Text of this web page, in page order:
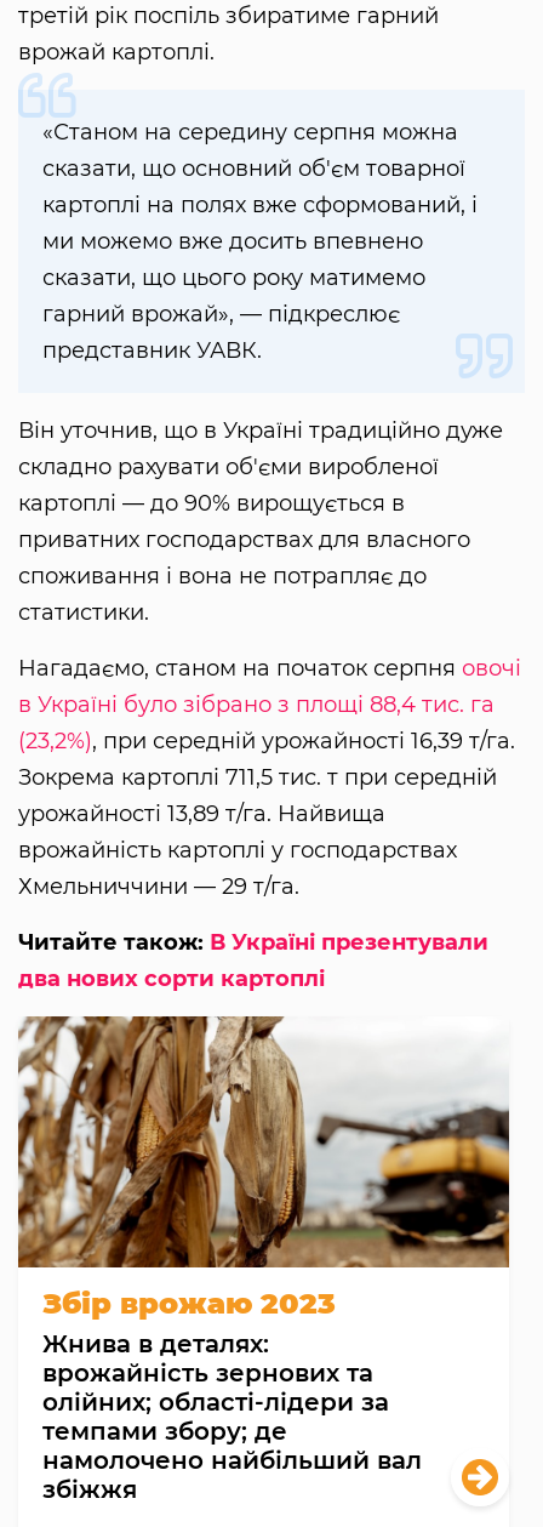
третій рік поспіль збиратиме гарний
врожай картоплі.
«Станом на середину серпня можна
сказати, що основний об'єм товарної
картоплі на полях вже сформований, і
ми можемо вже досить впевнено
сказати, що цього року матимемо
гарний врожай», — підкреслює
представник УАВК.
Він уточнив, що в Україні традиційно дуже
складно рахувати об'єми виробленої
картоплі — до 90% вирощується в
приватних господарствах для власного
споживання і вона не потрапляє до
статистики.
Нагадаємо, станом на початок серпня овочі
в Україні було зібрано з площі 88,4 тис. га
(23,2%), при середній урожайності 16,39 т/га.
Зокрема картоплі 711,5 тис. т при середній
урожайності 13,89 т/га. Найвища
врожайність картоплі у господарствах
Хмельниччини — 29 т/га.
Читайте також: В Україні презентували
два нових сорти картоплі
Збір врожаю 2023
Жнива в деталях:
врожайність зернових та
олійних; області-лідери за
темпами збору; де
намолочено найбільший вал
збіжжя